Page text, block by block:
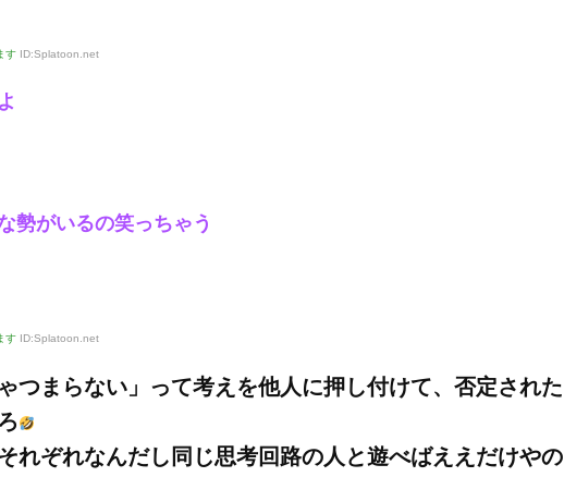
す ID:Splatoon.net
勢がいるの笑っちゃう
す ID:Splatoon.net
つまらない」って考えを他人に押し付けて、否定された
れぞれなんだし同じ思考回路の人と遊べばええだけやの